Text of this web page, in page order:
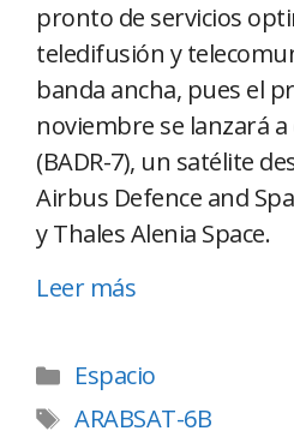
pronto de servicios
teledifusión y
banda ancha, pues el
noviembre se lanzará a
(BADR-7), un satélite
Airbus Defence and
y Thales Alenia Space.
Leer más
Espacio
ARABSAT-6B